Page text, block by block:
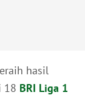
hasil
18 BRI Liga 1